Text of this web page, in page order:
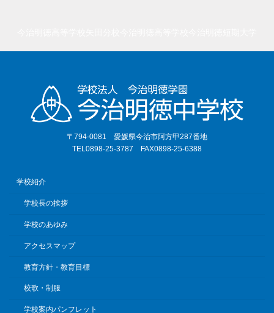
〒794-0081 愛媛県今治市阿方甲287番地
TEL0898-25-3787 FAX0898-25-6388
学校紹介
学校長の挨拶
学校のあゆみ
アクセスマップ
教育方針・教育目標
校歌・制服
学校案内パンフレット